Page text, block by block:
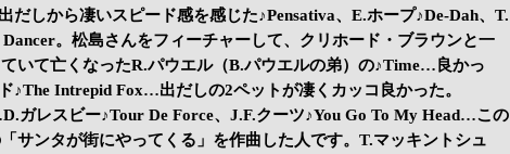
だしから凄いスピード感を感じた♪Pensativa、E.ホープ♪De-Dah、T.
。松島さんをフィーチャーして、クリホード・ブラウンと一
いて亡くなったR.パウエル（B.パウエルの弟）の♪Time…良かっ
♪The Intrepid Fox…出だしの2ペットが凄くカッコ良かった。
ガレスビー♪Tour De Force、J.F.クーツ♪You Go To My Head…この
サンタが街にやってくる」を作曲した人です。T.マッキントシュ